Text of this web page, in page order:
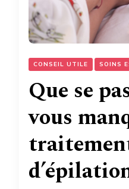
CONSEIL UTILE SOINS
Que se
vous